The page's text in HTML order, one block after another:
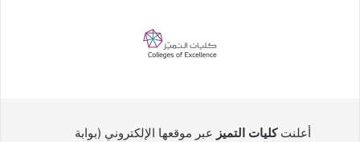
أعلنتكليات التميز عبر موقعها الإلكتروني (بوابة